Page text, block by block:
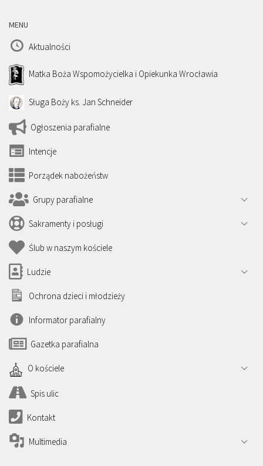
MENU
Aktualności
Matka Boża Wspomożycielka i Opiekunka Wrocławia
Sługa Boży ks. Jan Schneider
Ogłoszenia parafialne
Intencje
Porządek nabożeństw
Grupy parafialne
Sakramenty i posługi
Ślub w naszym kościele
Ludzie
Ochrona dzieci i młodzieży
Informator parafialny
Gazetka parafialna
O kościele
Spis ulic
Kontakt
Multimedia